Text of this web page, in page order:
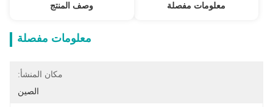
معلومات مفصلة وصف المنتج
معلومات مفصلة
مكان المنشأ:
الصين